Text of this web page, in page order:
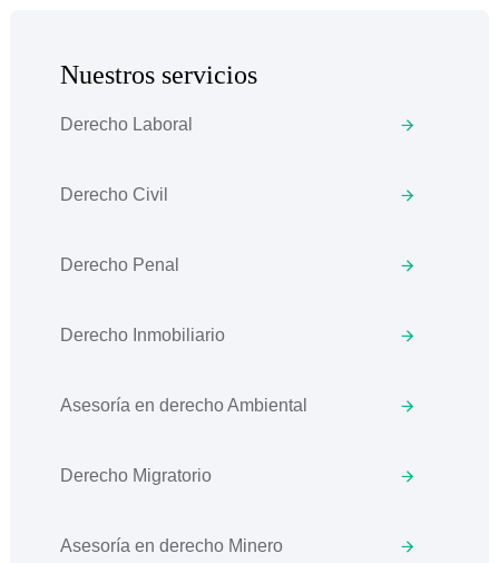
Nuestros servicios
Derecho Laboral
Derecho Civil
Derecho Penal
Derecho Inmobiliario
Asesoría en derecho Ambiental
Derecho Migratorio
Asesoría en derecho Minero